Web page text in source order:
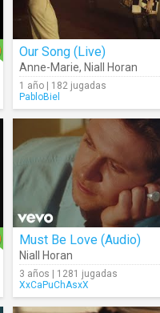
Our Song (Live)
Anne-Marie, Niall Horan
1 año | 182 jugadas
PabloBiel
Must Be Love (Audio)
Niall Horan
3 años | 1281 jugadas
XxCaPuChAsxX